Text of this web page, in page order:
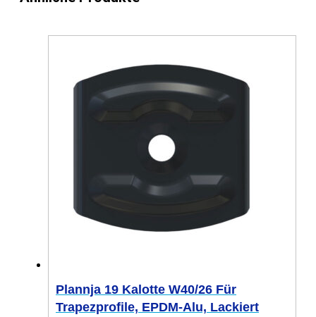
Plannja 19 Kalotte W40/26 Für
Trapezprofile, EPDM-Alu, Lackiert